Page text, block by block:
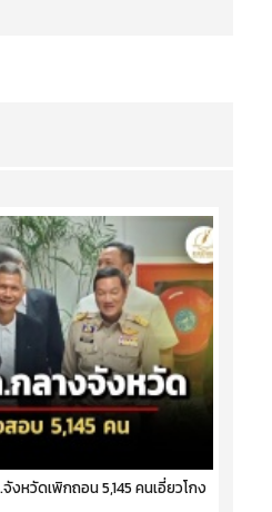
งหวัดเพิกถอน 5,145 คนเอี่ยวโกง